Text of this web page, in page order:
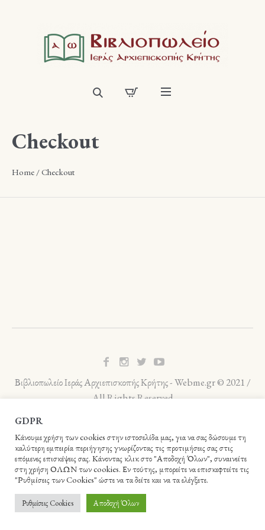
Checkout
Home /Checkout
Βιβλιοπωλείο Ιεράς Αρχιεπισκοπής Κρήτης - Webme.gr © 2021 /
All Rights Reserved
GDPR
Κάνουμε χρήση των cookies στην ιστοσελίδα μας, για να σας δώσουμε τη
καλύτερη εμπειρία περιήγησης γνωρίζοντας τις προτιμήσεις σας στις
επόμενες επισκέψεις σας. Κάνοντας κλικ στο "Αποδοχή Όλων", συναινείτε
στη χρήση ΟΛΩΝ των cookies. Εν τούτης, μπορείτε να επισκεφτείτε τις
"Ρυθμίσεις των Cookies" ώστε να τα δείτε και να τα ελέγξετε.
Ρυθμίσεις Cookies Αποδοχή Όλων